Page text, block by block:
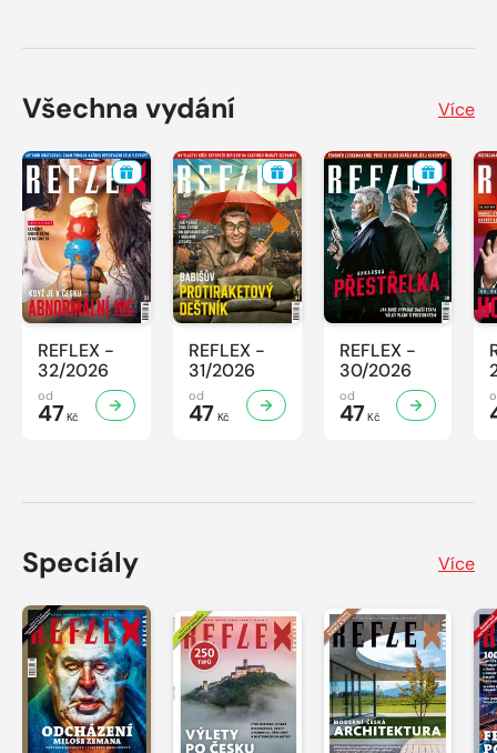
Všechna vydání Více
REFLEX -
32/2026
od
47 Kč
REFLEX -
31/2026
od
47 Kč
REFLEX -
30/2026
od
47Kč
Speciály Více